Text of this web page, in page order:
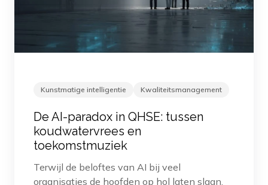
Kunstmatige intelligentie Kwaliteitsmanagement
De AI-paradox in QHSE: tussen
koudwatervrees en
toekomstmuziek
Terwijl de beloftes van AI bij veel
organisaties de hoofden op hol laten slaan,